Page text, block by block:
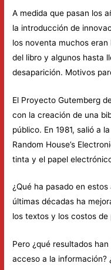
A medida que pasan los
la introducción de
los noventa muchos
del libro y algunos hasta
desaparición. Motivos
El Proyecto Gutemberg
con la creación de una
público. En 1981, salió a
Random House’s
tinta y el papel
¿Qué ha pasado en
últimas décadas ha
los textos y los costos de
Pero ¿qué resultados
acceso a la información?